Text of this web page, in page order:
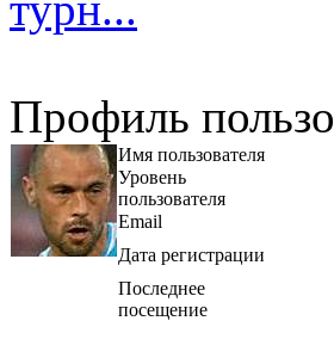
Профиль
Имя пользователя
Уровень
пользователя
Email
Дата регистрации
Последнее
посещение